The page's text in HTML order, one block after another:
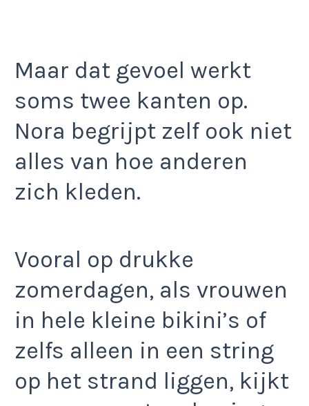
Maar dat gevoel werkt
soms twee kanten op.
Nora begrijpt zelf ook niet
alles van hoe anderen
zich kleden.
Vooral op drukke
zomerdagen, als vrouwen
in hele kleine bikini’s of
zelfs alleen in een string
op het strand liggen, kijkt